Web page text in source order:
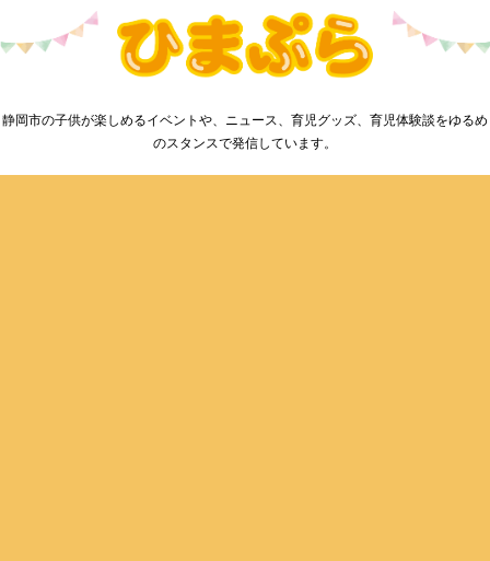
静岡市の子供が楽しめるイベントや、ニュース、育児グッズ、育児体験談をゆるめ
のスタンスで発信しています。